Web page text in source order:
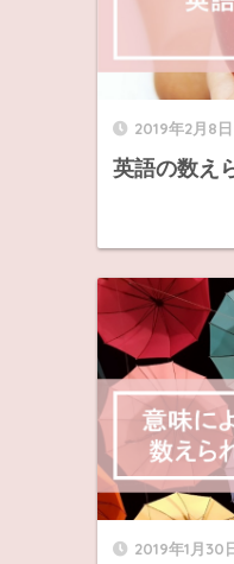
2019年2月8日
英語の数え
2019年1月30